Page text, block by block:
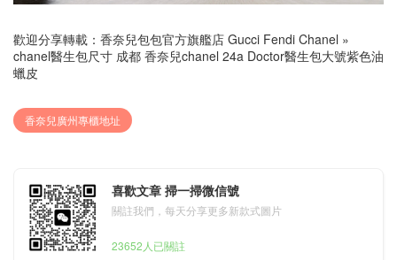
歡迎分享轉載： 香奈兒包包官方旗艦店 Gucci Fendi Chanel »
chanel醫生包尺寸 成都 香奈兒chanel 24a Doctor醫生包大號紫色油
蠟皮
香奈兒廣州專櫃地址
喜歡文章 掃一掃微信號
關註我們，每天分享更多新款式圖片
23652人已關註